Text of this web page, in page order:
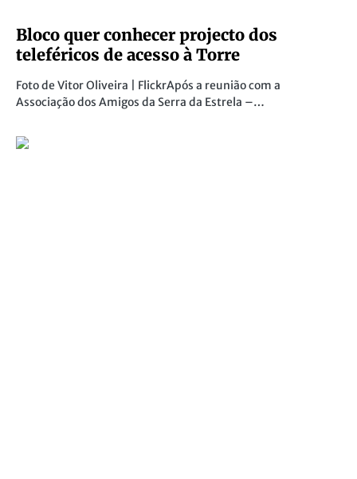
Bloco quer conhecer projecto dos
teleféricos de acesso à Torre
Foto de Vitor Oliveira | FlickrApós a reunião com a
Associação dos Amigos da Serra da Estrela –…